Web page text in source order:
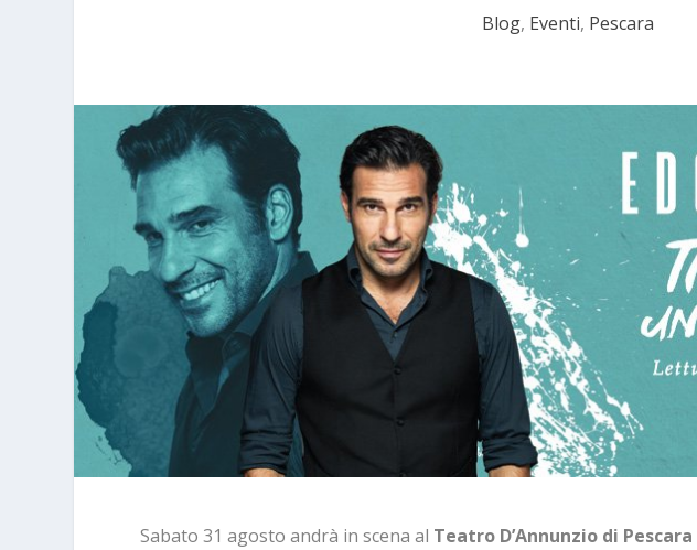
Blog, Eventi, Pescara
Sabato 31 agosto andrà in scena al Teatro D’Annunzio di Pescara